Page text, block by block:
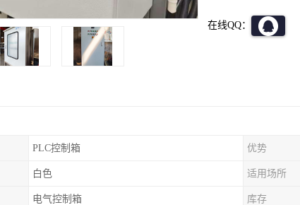
在线QQ：
PLC控制箱 优势
白色 适用场所
电气控制箱 库存